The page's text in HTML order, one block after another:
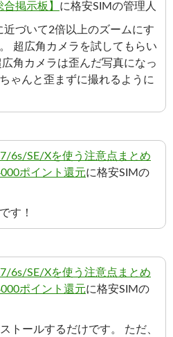
掲示板】 に格安SIMの管理人
づいて2倍以上のズームにす
超広角カメラを試してもらい
角カメラは歪んだ写真になっ
ゃんと歪まずに撮れるように
6s/SE/Xを使う注意点まとめ
ポイント還元に格安SIMの
す！
6s/SE/Xを使う注意点まとめ
ポイント還元に格安SIMの
トールするだけです。 ただ、